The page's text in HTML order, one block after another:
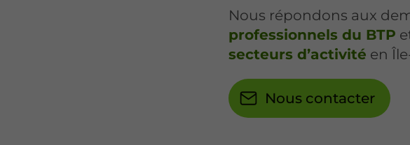
Nous répondons aux
professionnels du BTP
secteurs d’activité en
Nous contacter